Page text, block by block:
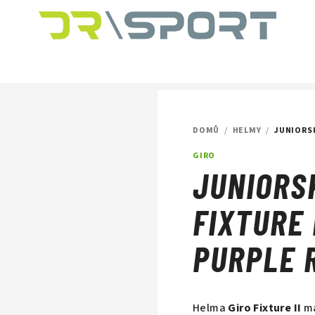
DOMŮ / HELMY /
GIRO
PURPLE
Helma Giro Fixture II